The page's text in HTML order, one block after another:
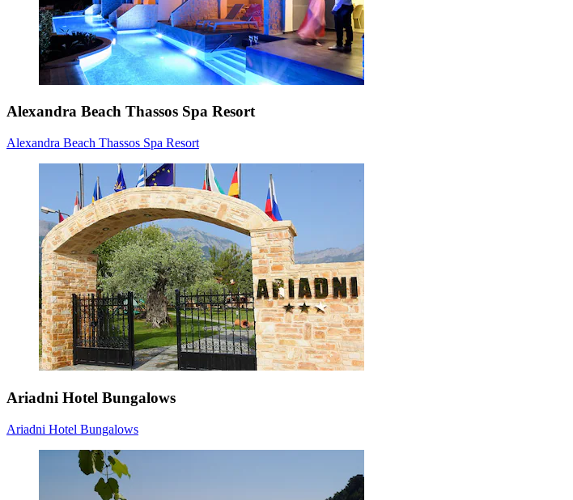
Alexandra Beach Thassos Spa Resort
Alexandra Beach Thassos Spa Resort
Ariadni Hotel Bungalows
Ariadni Hotel Bungalows